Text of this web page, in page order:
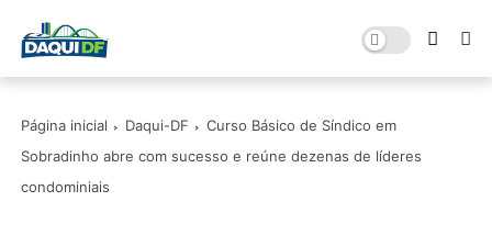
Página inicial Daqui-DF
Curso Básico de Síndico em
Sobradinho abre com sucesso e reúne dezenas de líderes
condominiais